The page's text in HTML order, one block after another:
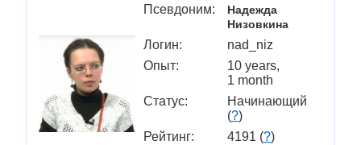
Псевдоним:
Надежда
Низовкина
Логин:
nad_niz
Опыт:
10 years,
1 month
Статус:
Начинающий
(?)
Рейтинг:
4191 (?)